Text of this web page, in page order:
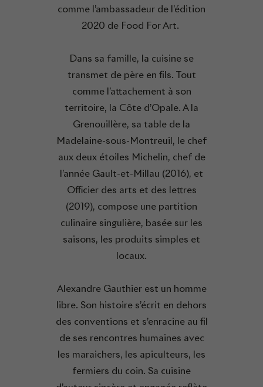
comme l’ambassadeur de l’édition
2020 de Food For Art.
Dans sa famille, la cuisine se
transmet de père en fils. Tout
comme l’attachement à son
territoire, la Côte d’Opale. A la
Grenouillère, sa table de la
Madelaine-sous-Montreuil, le chef
aux deux étoiles Michelin, chef de
l’année Gault-et-Millau (2016), et
Officier des arts et des lettres
(2019), compose une partition
culinaire singulière, basée sur les
saisons, les produits simples et
locaux.
Alexandre Gauthier est un homme
libre. Son histoire s’écrit en dehors
des conventions et s’enracine au fil
de ses rencontres humaines avec
les maraichers, les apiculteurs, les
fermiers du coin. Sa cuisine